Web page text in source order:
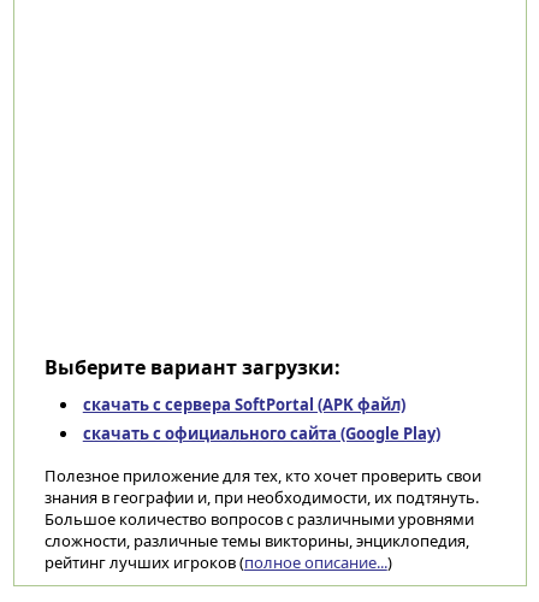
Выберите вариант загрузки:
скачать с сервера SoftPortal (APK файл)
скачать с официального сайта (Google Play)
Полезное приложение для тех, кто хочет проверить свои
знания в географии и, при необходимости, их подтянуть.
Большое количество вопросов с различными уровнями
сложности, различные темы викторины, энциклопедия,
рейтинг лучших игроков (полное описание...)